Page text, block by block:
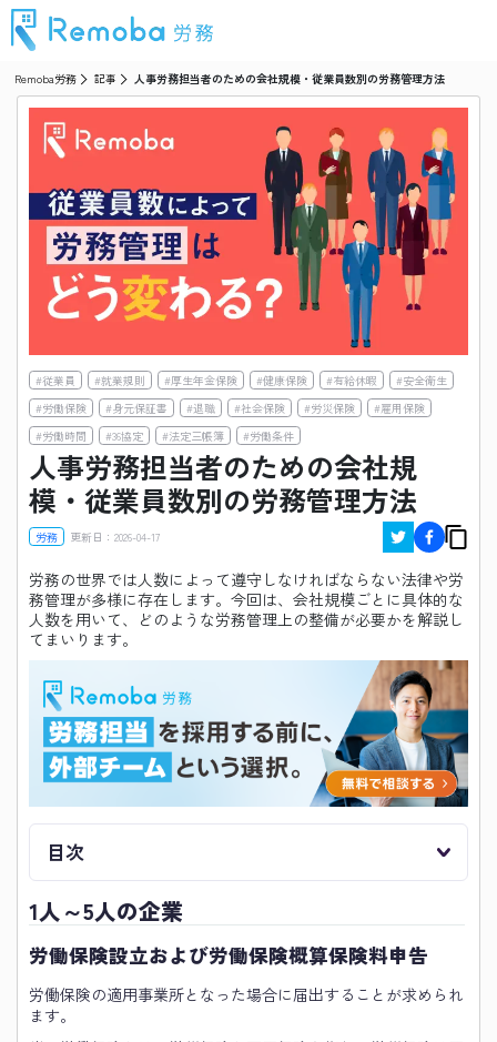
Remoba労務 記事 人事労務担当者のための会社規模・従業員数別の労務管理方法
#従業員 #就業規則 #厚生年金保険 #健康保険 #有給休暇 #安全衛生
#労働保険 #身元保証書 #退職 #社会保険 #労災保険 #雇用保険
#労働時間 #36協定 #法定三帳簿 #労働条件
人事労務担当者のための会社規
模・従業員数別の労務管理方法
労務 更新日： 2026-04-17
労務の世界では人数によって遵守しなければならない法律や労
務管理が多様に存在します。今回は、会社規模ごとに具体的な
人数を用いて、どのような労務管理上の整備が必要かを解説し
てまいります。
目次
1人～5人の企業
労働保険設立および労働保険概算保険料申告
労働保険の適用事業所となった場合に届出することが求められ
ます。